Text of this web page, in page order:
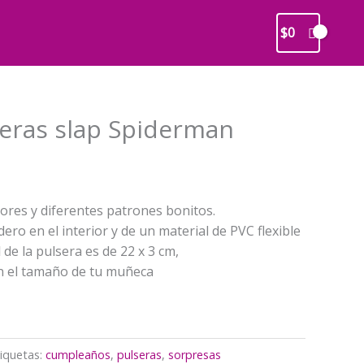
$0
slap Spiderman
y diferentes patrones bonitos.
en el interior y de un material de PVC flexible
la pulsera es de 22 x 3 cm,
el tamaño de tu muñeca
cumpleaños, pulseras, sorpresas